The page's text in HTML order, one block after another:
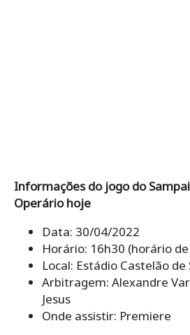
Informações do jogo do
Operário hoje
Data: 30/04/2022
Horário: 16h30 (horário
Local: Estádio Castelão de
Arbitragem: Alexandre
Jesus
Onde assistir: Premiere